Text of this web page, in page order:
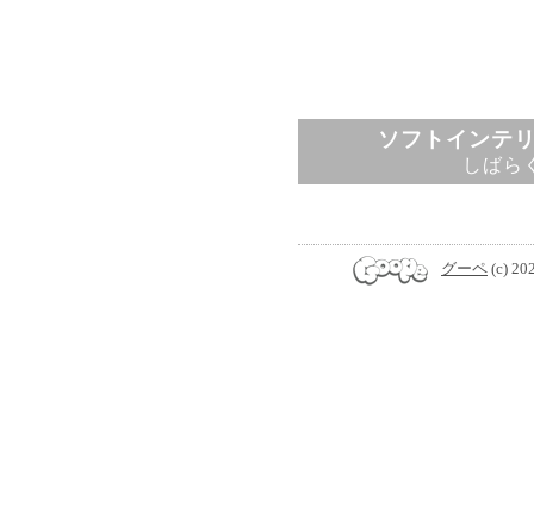
ソフトインテ
しばら
グーペ (c)